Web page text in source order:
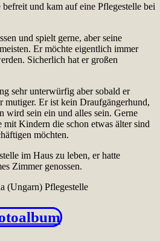
und kam auf eine Pflegestelle bei
und spielt gerne, aber seine
Er möchte eigentlich immer
Sicherlich hat er großen
sehr unterwürfig aber sobald er
mutiger. Er ist kein Draufgängerhund,
wird sein ein und alles sein. Gerne
mit Kindern die schon etwas älter sind
möchten.
im Haus zu leben, er hatte
Zimmer genossen.
(Ungarn) Pflegestelle